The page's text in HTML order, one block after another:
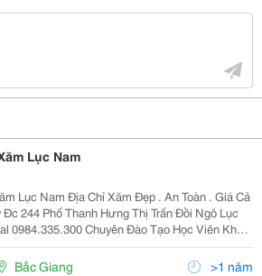
Lục Nam
Lục Nam Địa Chỉ Xăm Đẹp . An Toàn . Giá Cả
Đc 244 Phố Thanh Hưng Thị Trấn Đồi Ngô Lục
0984.335.300 Chuyên Đào Tạo Học Viên Khóa
, Nâng Cao , 3D Xăm 3D, Xăm Chân Dung, Xăm
Cầu Của Khách Hàng
Bắc Giang >1 năm